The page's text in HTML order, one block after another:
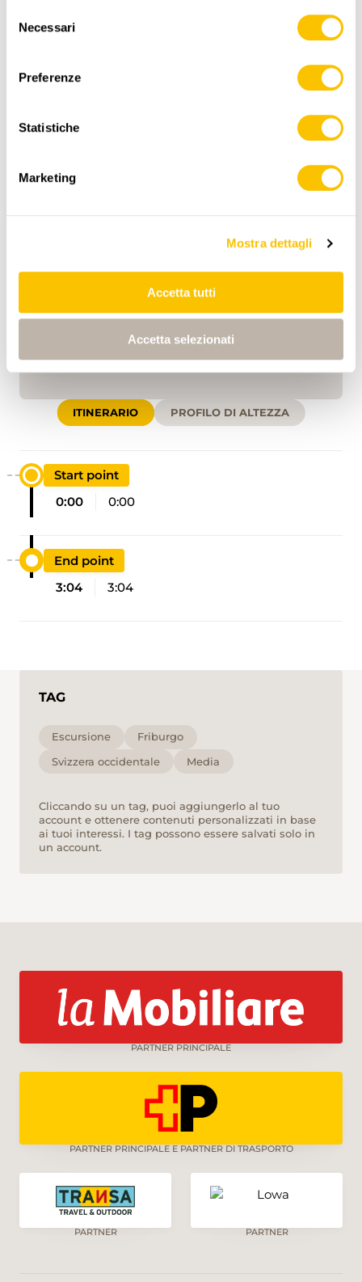
delNecessari
Preferenze
Statistiche
Marketing
Mostra dettagli
Accetta tutti
Accetta selezionati
Dati:
swisstopo
www.sentieri-svizzeri.ch
ITINERARIO PROFILO DI ALTEZZA
Start point
0:00
0:00
End point
3:04
3:04
TAG
Escursione
Friburgo
Svizzera occidentale
Media
Cliccando su un tag, puoi aggiungerlo al tuo
account e ottenere contenuti personalizzati in base
ai tuoi interessi. I tag possono essere salvati solo in
un account.
PARTNER PRINCIPALE
PARTNER PRINCIPALE E PARTNER DI TRASPORTO
PARTNER PARTNER